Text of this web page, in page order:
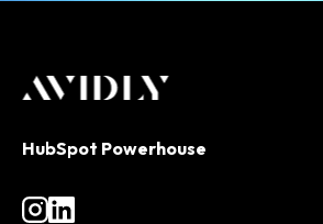
HubSpot Powerhouse